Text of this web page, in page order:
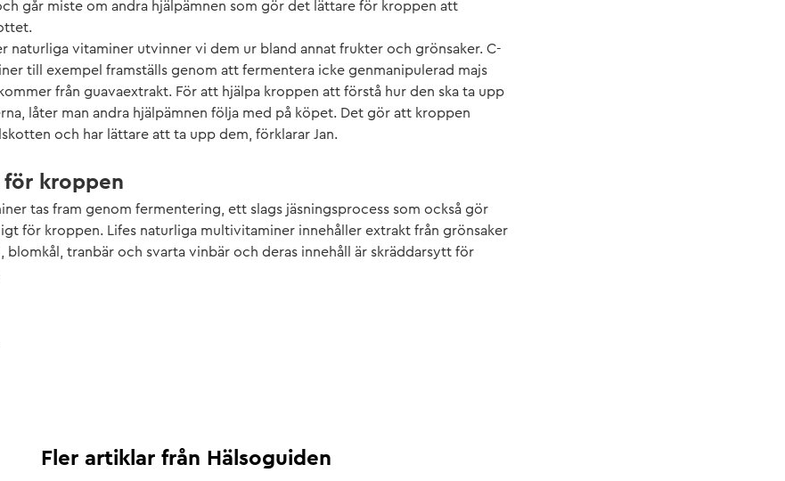
går miste om andra hjälpämnen som gör det lättare för kroppen att
naturliga vitaminer utvinner vi dem ur bland annat frukter och grönsaker. C-
till exempel framställs genom att fermentera icke genmanipulerad majs
från guavaextrakt. För att hjälpa kroppen att förstå hur den ska ta upp
låter man andra hjälpämnen följa med på köpet. Det gör att kroppen
och har lättare att ta upp dem, förklarar Jan.
kroppen
tas fram genom fermentering, ett slags jäsningsprocess som också gör
för kroppen. Lifes naturliga multivitaminer innehåller extrakt från grönsaker
blomkål, tranbär och svarta vinbär och deras innehåll är skräddarsytt för
Fler artiklar från Hälsoguiden